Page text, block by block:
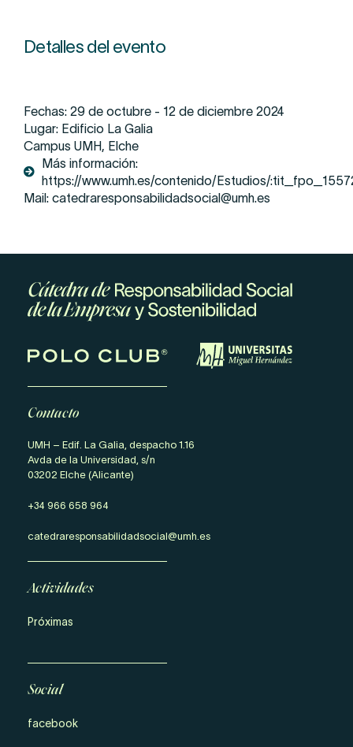
Detalles del evento
Fechas: 29 de octubre - 12 de diciembre 2024
Lugar: Edificio La Galia
Campus UMH, Elche
Más información:
https://www.umh.es/contenido/Estudios/
Mail: catedraresponsabilidadsocial@umh.es
Contacto
UMH – Edif. La Galia, despacho 1.16
Avda de la Universidad, s/n
03202 Elche (Alicante)
+34 966 658 964
catedraresponsabilidadsocial@umh.es
Actividades
Próximas
Social
facebook